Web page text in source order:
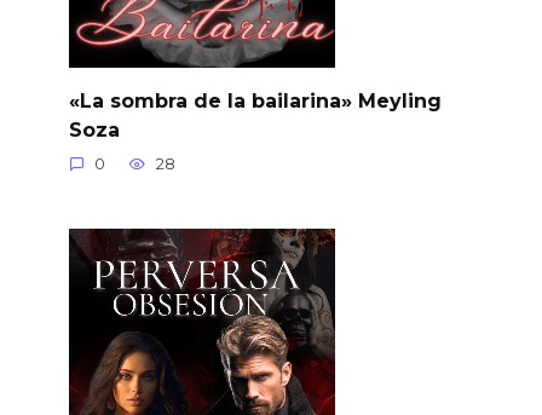
«La sombra de la bailarina» Meyling
Soza
0 28